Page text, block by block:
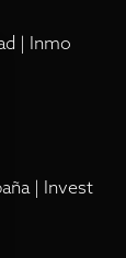
| Inmo
| Invest